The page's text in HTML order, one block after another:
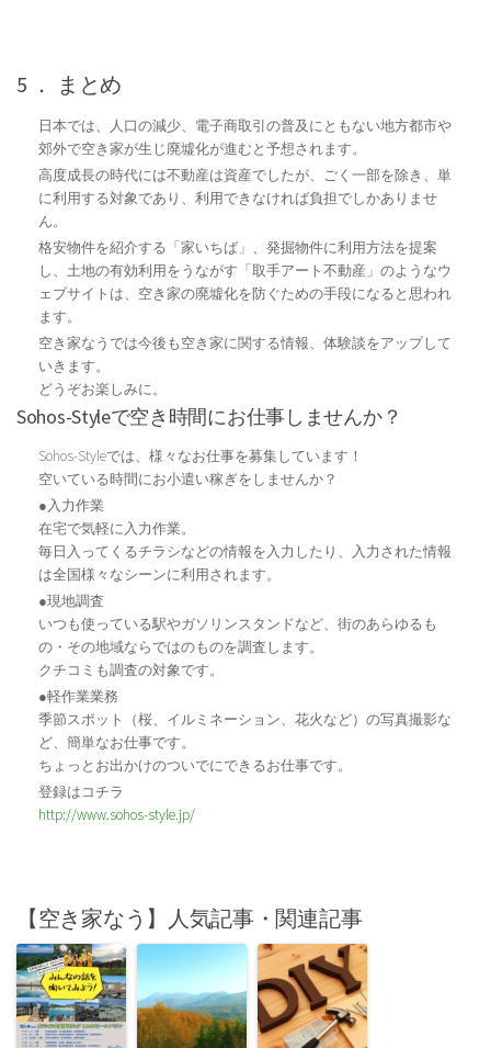
5 ． まとめ
日本では、人口の減少、電子商取引の普及にともない地方都市や
郊外で空き家が生じ廃墟化が進むと予想されます。
高度成長の時代には不動産は資産でしたが、ごく一部を除き、単
に利用する対象であり、利用できなければ負担でしかありませ
ん。
格安物件を紹介する「家いちば」、発掘物件に利用方法を提案
し、土地の有効利用をうながす「取手アート不動産」のようなウ
ェブサイトは、空き家の廃墟化を防ぐための手段になると思われ
ます。
空き家なうでは今後も空き家に関する情報、体験談をアップして
いきます。
どうぞお楽しみに。
Sohos-Styleで空き時間にお仕事しませんか？
Sohos-Styleでは、様々なお仕事を募集しています！
空いている時間にお小遣い稼ぎをしませんか？
●入力作業
在宅で気軽に入力作業。
毎日入ってくるチラシなどの情報を入力したり、入力された情報
は全国様々なシーンに利用されます。
●現地調査
いつも使っている駅やガソリンスタンドなど、街のあらゆるも
の・その地域ならではのものを調査します。
クチコミも調査の対象です。
●軽作業業務
季節スポット（桜、イルミネーション、花火など）の写真撮影な
ど、簡単なお仕事です。
ちょっとお出かけのついでにできるお仕事です。
登録はコチラ
http://www.sohos-style.jp/
【空き家なう】人気記事・関連記事